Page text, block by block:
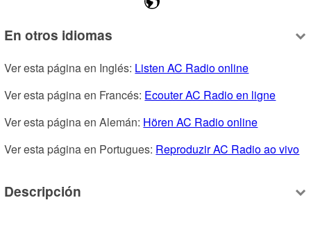
En otros idiomas
Ver esta página en Inglés: Listen AC Radio online
Ver esta página en Francés: Ecouter AC Radio en ligne
Ver esta página en Alemán: Hören AC Radio online
Ver esta página en Portugues: Reproduzir AC Radio ao vivo
Descripción